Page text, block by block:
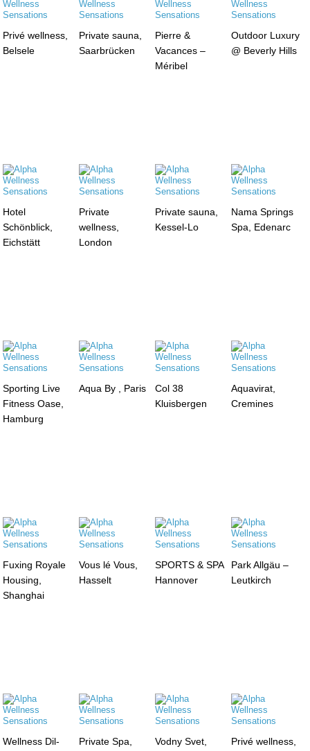
Privé wellness,
Belsele
Private sauna,
Saarbrücken
Pierre &
Vacances –
Méribel
Outdoor Luxury
@ Beverly Hills
Hotel
Schönblick,
Eichstätt
Private
wellness,
London
Private sauna,
Kessel-Lo
Nama Springs
Spa, Edenarc
Sporting Live
Fitness Oase,
Hamburg
Aqua By , Paris
Col 38
Kluisbergen
Aquavirat,
Cremines
Fuxing Royale
Housing,
Shanghai
Vous lé Vous,
Hasselt
SPORTS & SPA
Hannover
Park Allgäu –
Leutkirch
Wellness Dil-
Private Spa,
Vodny Svet,
Privé wellness,